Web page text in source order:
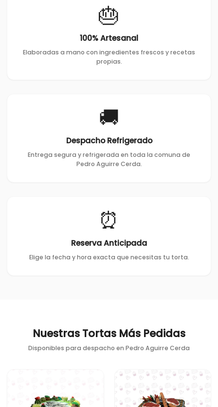
🎂
100% Artesanal
Elaboradas a mano con ingredientes frescos y recetas
propias.
🚚
Despacho Refrigerado
Entrega segura y refrigerada en toda la comuna de
Pedro Aguirre Cerda.
⏰
Reserva Anticipada
Elige la fecha y hora exacta que necesitas tu torta.
Nuestras Tortas Más Pedidas
Disponibles para despacho en Pedro Aguirre Cerda